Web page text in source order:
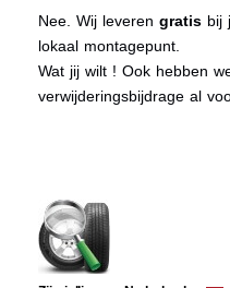
Nee. Wij leveren gratis bij
lokaal montagepunt.
Wat jij wilt ! Ook hebben
verwijderingsbijdrage al